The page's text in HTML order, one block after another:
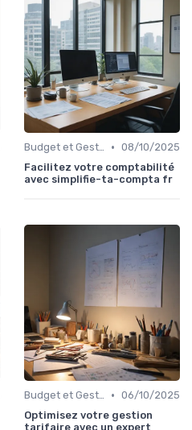
Budget et Gestion des Finances Personnelles • 08/10/2025
Facilitez votre comptabilité
avec simplifie-ta-compta fr
Budget et Gestion des Finances Personnelles • 06/10/2025
Optimisez votre gestion
tarifaire avec un expert